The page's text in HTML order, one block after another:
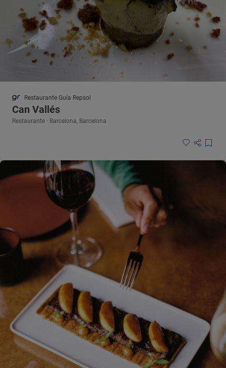
Restaurante Guía Repsol
Can Vallés
Restaurante · Barcelona, Barcelona